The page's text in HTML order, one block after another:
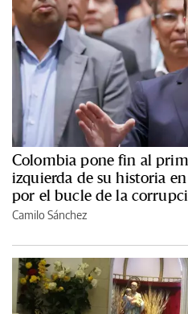
Colombia pone fin al
izquierda de su historia
por el bucle de la
Camilo Sánchez